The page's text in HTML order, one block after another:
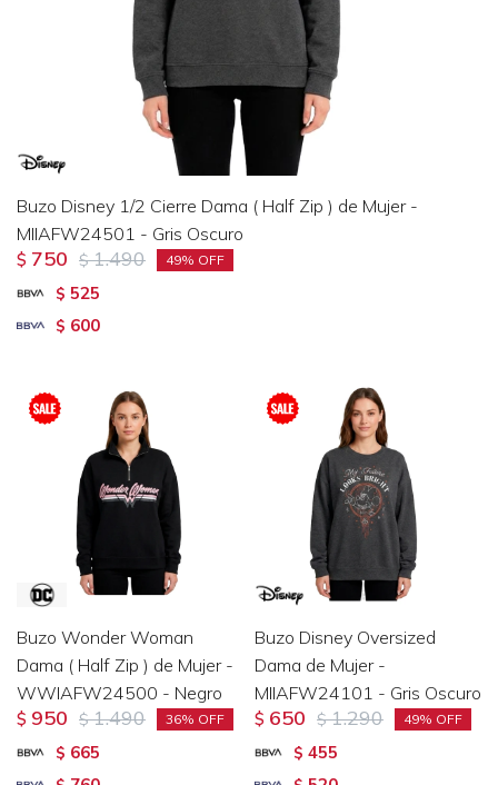
Buzo Disney 1/2 Cierre Dama ( Half Zip ) de Mujer -
MIIAFW24501 - Gris Oscuro
$ 750 $ 1.490 49
$ 525
$ 600
Buzo Wonder Woman
Dama ( Half Zip ) de Mujer -
WWIAFW24500 - Negro
$ 950 $ 1.490 36
$ 665
Buzo Disney Oversized
Dama de Mujer -
MIIAFW24101 - Gris Oscuro
$ 650 $ 1.290 49
$ 455